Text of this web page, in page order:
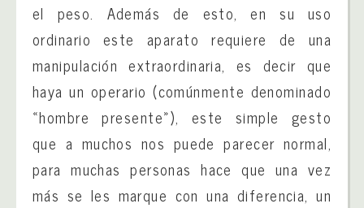
el peso. Además de esto, en su uso
ordinario este aparato requiere de una
manipulación extraordinaria, es decir que
haya un operario (comúnmente denominado
«hombre presente»), este simple gesto
que a muchos nos puede parecer normal,
para muchas personas hace que una vez
más se les marque con una diferencia, un